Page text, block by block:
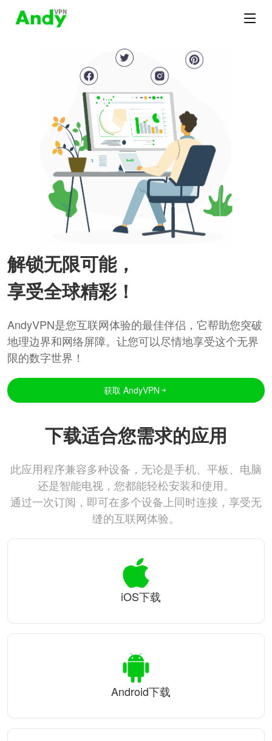
解锁无限可能，
享受全球精彩！
AndyVPN是您互联网体验的最佳伴侣，它帮助您突破
地理边界和网络屏障。让您可以尽情地享受这个无界
限的数字世界！
获取 AndyVPN
下载适合您需求的应用
此应用程序兼容多种设备，无论是手机、平板、电脑
还是智能电视，您都能轻松安装和使用。
通过一次订阅，即可在多个设备上同时连接，享受无
缝的互联网体验。
iOS下载
Android下载